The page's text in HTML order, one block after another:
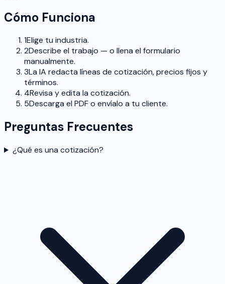
Cómo Funciona
1Elige tu industria.
2Describe el trabajo — o llena el formulario
manualmente.
3La IA redacta líneas de cotización, precios fijos y
términos.
4Revisa y edita la cotización.
5Descarga el PDF o envíalo a tu cliente.
Preguntas Frecuentes
¿Qué es una cotización?